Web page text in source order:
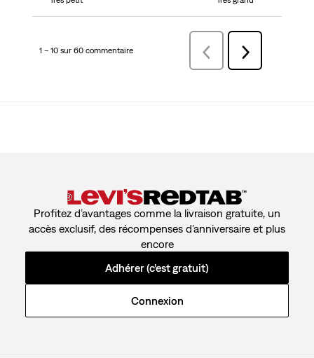
1 – 10 sur 60 commentaire Précédentcommentaire
Suivant
commentaire
Profitez d’avantages comme la livraison gratuite, un
accès exclusif, des récompenses d’anniversaire et plus
encore
Adhérer (c’est gratuit)
Connexion